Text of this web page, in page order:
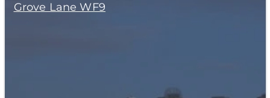
Grove Lane WF9